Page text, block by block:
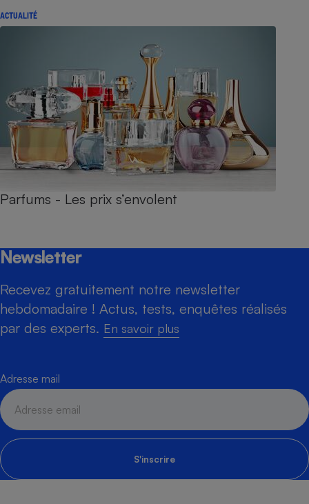
ACTUALITÉ
Parfums - Les prix s’envolent
Newsletter
Recevez gratuitement notre newsletter
hebdomadaire ! Actus, tests, enquêtes réalisés
par des experts. En savoir plus
Adresse mail
S'inscrire